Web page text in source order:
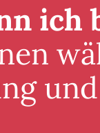
ich